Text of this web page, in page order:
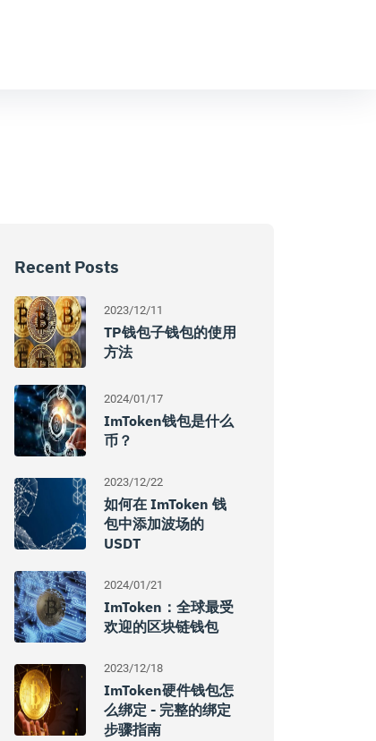
Recent Posts
2023/12/11
TP钱包子钱包的使用
方法
2024/01/17
ImToken钱包是什么
币？
2023/12/22
如何在 ImToken 钱
包中添加波场的
USDT
2024/01/21
ImToken：全球最受
欢迎的区块链钱包
2023/12/18
ImToken硬件钱包怎
么绑定 - 完整的绑定
步骤指南